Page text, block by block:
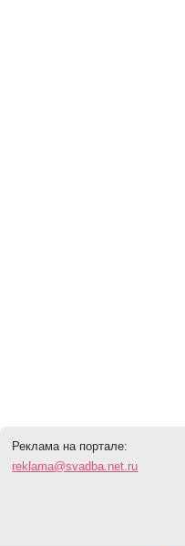
Реклама на портале:
reklama@svadba.net.ru